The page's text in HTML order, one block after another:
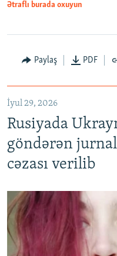
Ətraflı burada oxuyun
Paylaş PDF
İyul 29, 2026
Rusiyada
göndərən
cəzası verilib